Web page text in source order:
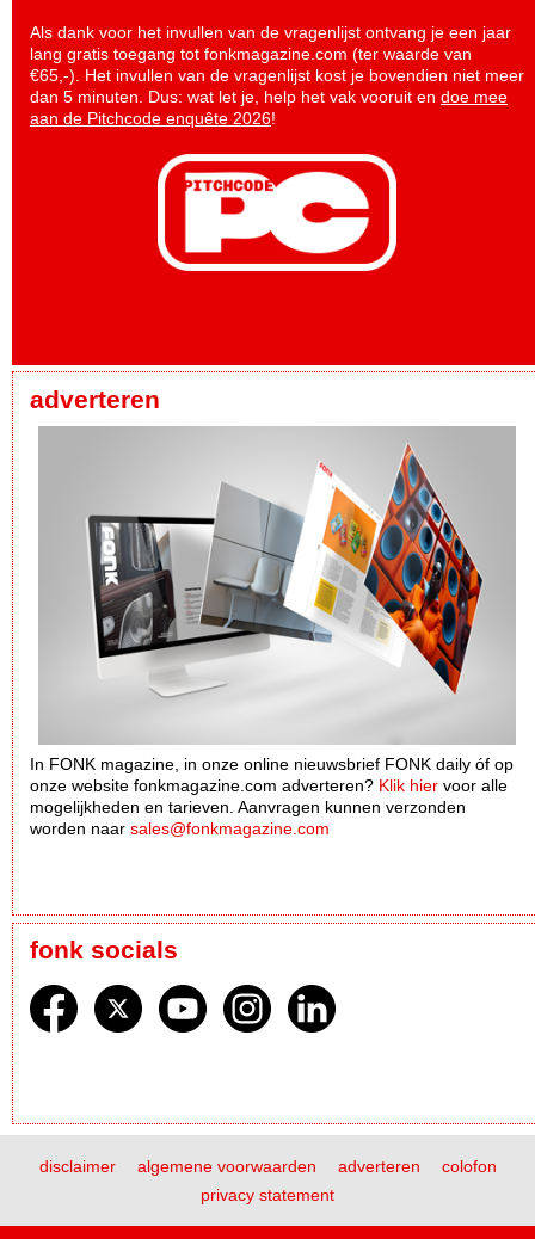
Als dank voor het invullen van de vragenlijst ontvang je een jaar
lang gratis toegang tot fonkmagazine.com (ter waarde van
€65,-). Het invullen van de vragenlijst kost je bovendien niet meer
dan 5 minuten. Dus: wat let je, help het vak vooruit en doe mee
aan de Pitchcode enquête 2026!
adverteren
In FONK magazine, in onze online nieuwsbrief FONK daily óf op
onze website fonkmagazine.com adverteren? Klik hier voor alle
mogelijkheden en tarieven. Aanvragen kunnen verzonden
worden naar sales@fonkmagazine.com
fonk socials
disclaimer algemene voorwaarden adverteren
colofon
privacy statement